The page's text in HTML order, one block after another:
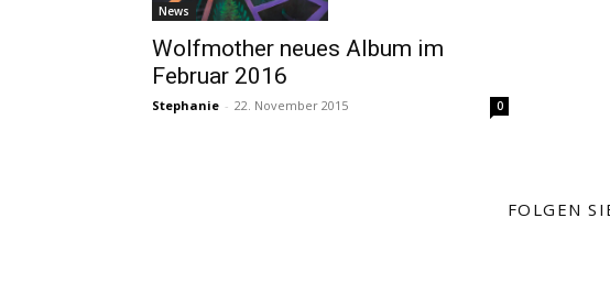
News
Wolfmother neues Album im
Februar 2016
Stephanie - 22. November 2015 0
FOLGEN